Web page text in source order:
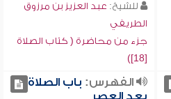
للشيخ: عبد العزيز بن مرزوق
الطريفي
جزء من محاضرة ( كتاب الصلاة
[18])
الفهرس: باب الصلاة
بعد العصر